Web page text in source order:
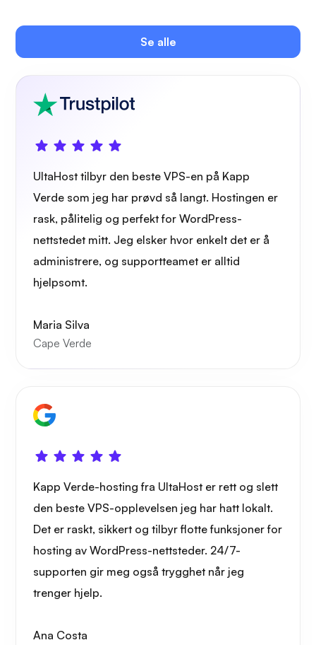
Owncast
Trådbeskyttelse
Playtube
Se alle
UltaHost tilbyr den beste VPS-en på Kapp
Verde som jeg har prøvd så langt. Hostingen er
rask, pålitelig og perfekt for WordPress-
nettstedet mitt. Jeg elsker hvor enkelt det er å
administrere, og supportteamet er alltid
hjelpsomt.
Maria Silva
Cape Verde
Kapp Verde-hosting fra UltaHost er rett og slett
den beste VPS-opplevelsen jeg har hatt lokalt.
Det er raskt, sikkert og tilbyr flotte funksjoner for
hosting av WordPress-nettsteder. 24/7-
supporten gir meg også trygghet når jeg
trenger hjelp.
Ana Costa